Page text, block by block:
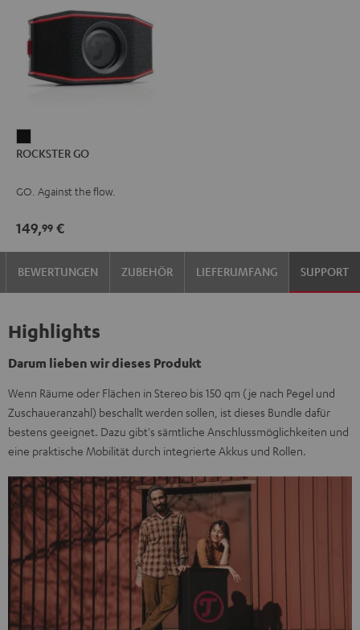
GO
ROCKSTER GO
GO. Against the flow.
149,99 €
BEWERTUNGEN ZUBEHÖR LIEFERUMFANG SUPPORT
Highlights
Darum lieben wir dieses Produkt
Wenn Räume oder Flächen in Stereo bis 150 qm (je nach Pegel und
Zuschaueranzahl) beschallt werden sollen, ist dieses Bundle dafür
bestens geeignet. Dazu gibt's sämtliche Anschlussmöglichkeiten und
eine praktische Mobilität durch integrierte Akkus und Rollen.